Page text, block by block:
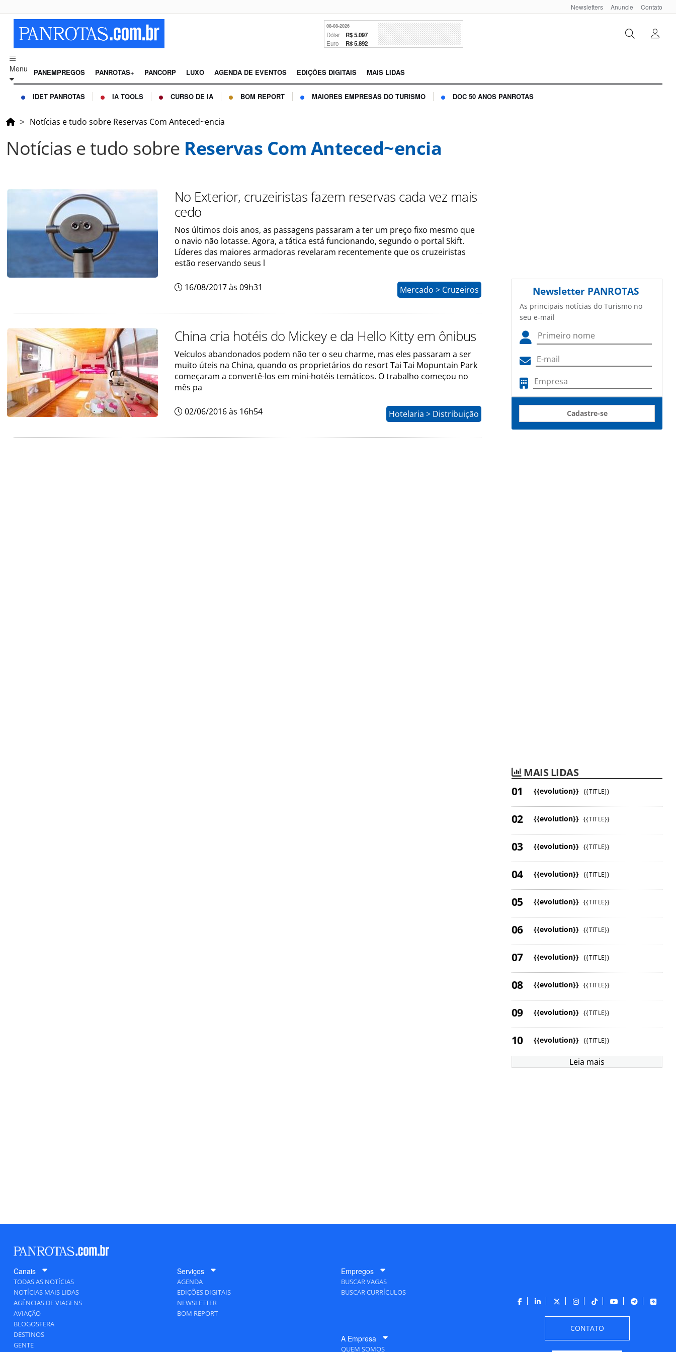
Newsletters Anuncie Contato
08-08-2026
Dólar R$ 5.097
Euro R$ 5.892
Menu PANEMPREGOS PANROTAS+ PANCORP LUXO AGENDA DE EVENTOS EDIÇÕES DIGITAIS MAIS LIDAS
IDET PANROTAS IA TOOLS CURSO DE IA BOM REPORT MAIORES EMPRESAS DO TURISMO DOC 50 ANOS PANROTAS
Notícias e tudo sobre Reservas Com Anteced~encia
Notícias e tudo sobre Reservas Com Anteced~encia
No Exterior, cruzeiristas fazem reservas cada vez mais
cedo
Nos últimos dois anos, as passagens passaram a ter um preço fixo mesmo que
o navio não lotasse. Agora, a tática está funcionando, segundo o portal Skift.
Líderes das maiores armadoras revelaram recentemente que os cruzeiristas
estão reservando seus l
16/08/2017 às 09h31 Mercado > Cruzeiros
China cria hotéis do Mickey e da Hello Kitty em ônibus
Veículos abandonados podem não ter o seu charme, mas eles passaram a ser
muito úteis na China, quando os proprietários do resort Tai Tai Mopuntain Park
começaram a convertê-los em mini-hotéis temáticos. O trabalho começou no
mês pa
02/06/2016 às 16h54 Hotelaria > Distribuição
Newsletter PANROTAS
As principais notícias do Turismo no
seu e-mail
Cadastre-se
MAIS LIDAS
{{evolution}} {{TITLE}}
{{evolution}} {{TITLE}}
{{evolution}} {{TITLE}}
{{evolution}} {{TITLE}}
{{evolution}} {{TITLE}}
{{evolution}} {{TITLE}}
{{evolution}} {{TITLE}}
{{evolution}} {{TITLE}}
{{evolution}} {{TITLE}}
{{evolution}} {{TITLE}}
Leia mais
Canais
TODAS AS NOTÍCIAS
NOTÍCIAS MAIS LIDAS
AGÊNCIAS DE VIAGENS
AVIAÇÃO
BLOGOSFERA
DESTINOS
GENTE
Serviços
AGENDA
EDIÇÕES DIGITAIS
NEWSLETTER
BOM REPORT
Empregos
BUSCAR VAGAS
BUSCAR CURRÍCULOS
A Empresa
QUEM SOMOS
CONTATO